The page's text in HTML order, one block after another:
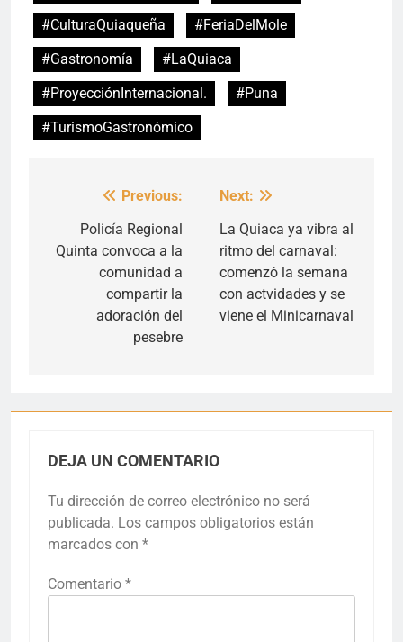
#CulturaQuiaqueña
#FeriaDelMole
#Gastronomía
#LaQuiaca
#ProyecciónInternacional.
#Puna
#TurismoGastronómico
Navegación
entradas
Previous:
Policía Regional
Quinta convoca a la
comunidad a
compartir la
adoración del
pesebre
Next:
La Quiaca ya vibra al
ritmo del carnaval:
comenzó la semana
con actvidades y se
viene el Minicarnaval
DEJA UN COMENTARIO
Tu dirección de correo electrónico no será
publicada. Los campos obligatorios están
marcados con *
Comentario *